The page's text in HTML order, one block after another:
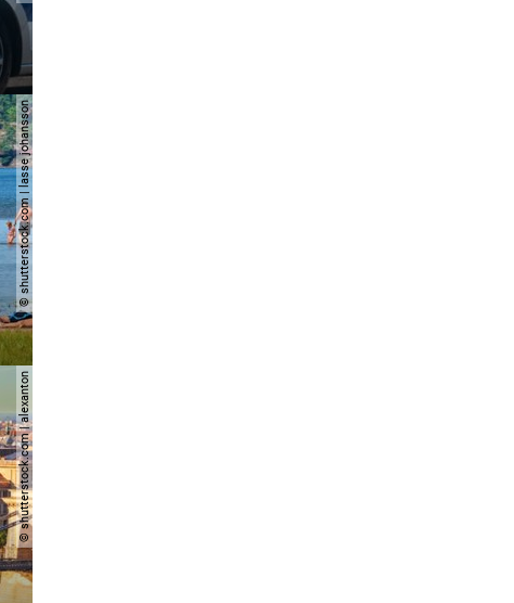
© shutterstock.com | lasse johansson
© shutterstock.com | alexanton